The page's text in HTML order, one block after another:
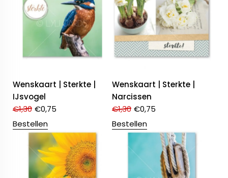
Wenskaart | Sterkte |
IJsvogel
€1,30 €0,75
Bestellen
Wenskaart | Sterkte |
Narcissen
€1,30 €0,75
Bestellen